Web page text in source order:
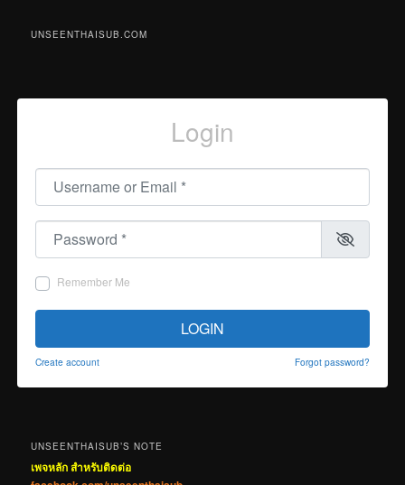
UNSEENTHAISUB.COM
Login
Username or Email
Password
Remember Me
LOGIN
Create account Forgot password?
UNSEENTHAISUB’S NOTE
เพจหลัก สำหรับติดต่อ